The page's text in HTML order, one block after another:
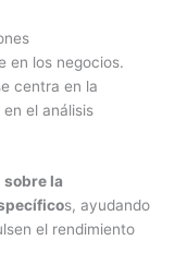
en los negocios.
centra en la
el análisis
sobre la
s, ayudando
el rendimiento